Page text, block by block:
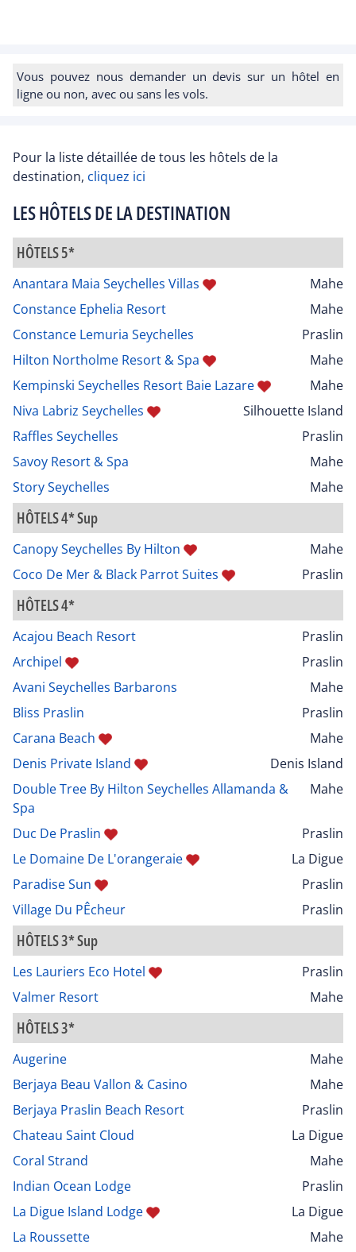
Vous pouvez nous demander un devis sur un hôtel en
ligne ou non, avec ou sans les vols.
Pour la liste détaillée de tous les hôtels de la
destination, cliquez ici
LES HÔTELS DE LA DESTINATION
HÔTELS 5*
Anantara Maia Seychelles Villas
Mahe
Constance Ephelia Resort
Mahe
Constance Lemuria Seychelles
Praslin
Hilton Northolme Resort & Spa
Mahe
Kempinski Seychelles Resort Baie Lazare
Mahe
Niva Labriz Seychelles
Silhouette Island
Raffles Seychelles
Praslin
Savoy Resort & Spa
Mahe
Story Seychelles
Mahe
HÔTELS 4* Sup
Canopy Seychelles By Hilton
Mahe
Coco De Mer & Black Parrot Suites
Praslin
HÔTELS 4*
Acajou Beach Resort
Praslin
Archipel
Praslin
Avani Seychelles Barbarons
Mahe
Bliss Praslin
Praslin
Carana Beach
Mahe
Denis Private Island
Denis Island
Double Tree By Hilton Seychelles Allamanda &
Spa
Mahe
Duc De Praslin
Praslin
Le Domaine De L'orangeraie
La Digue
Paradise Sun
Praslin
Village Du PÊcheur
Praslin
HÔTELS 3* Sup
Les Lauriers Eco Hotel
Praslin
Valmer Resort
Mahe
HÔTELS 3*
Augerine
Mahe
Berjaya Beau Vallon & Casino
Mahe
Berjaya Praslin Beach Resort
Praslin
Chateau Saint Cloud
La Digue
Coral Strand
Mahe
Indian Ocean Lodge
Praslin
La Digue Island Lodge
La Digue
La Roussette
Mahe